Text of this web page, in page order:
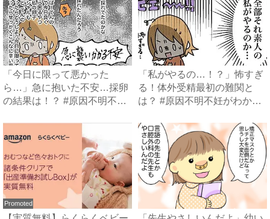
「今日に限って悪かった
ら…」急に抱いた不安…採卵
の結果は！？ #原因不明不妊
「私がやるの…！？」怖すぎ
る！体外受精最初の難関と
は？ #原因不明不妊がわかる
Promoted